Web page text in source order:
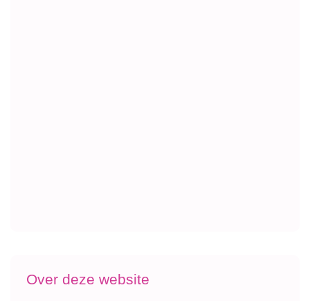
Over deze website